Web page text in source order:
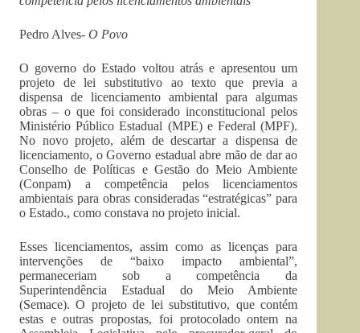
Pedro Alves- O Povo
O governo do Estado voltou atrás e apresentou um
projeto de lei substitutivo ao texto que previa a
dispensa de licenciamento ambiental para algumas
obras – o que foi considerado inconstitucional pelos
Ministério Público Estadual (MPE) e Federal (MPF).
No novo projeto, além de descartar a dispensa de
licenciamento, o Governo estadual abre mão de dar ao
Conselho de Políticas e Gestão do Meio Ambiente
(Conpam) a competência pelos licenciamentos
ambientais para obras consideradas “estratégicas” para
o Estado., como constava no projeto inicial.
Esses licenciamentos, assim como as licenças para
intervenções de “baixo impacto ambiental”,
permaneceriam sob a competência da
Superintendência Estadual do Meio Ambiente
(Semace). O projeto de lei substitutivo, que contém
estas e outras propostas, foi protocolado ontem na